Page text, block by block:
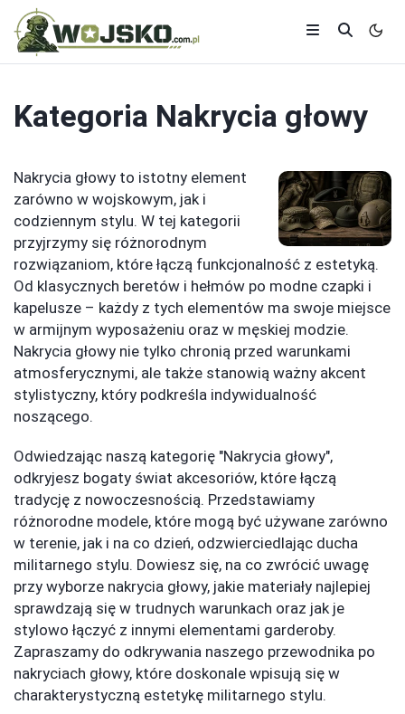
Kategoria Nakrycia głowy
Nakrycia głowy to istotny element
zarówno w wojskowym, jak i
codziennym stylu. W tej kategorii
przyjrzymy się różnorodnym
rozwiązaniom, które łączą funkcjonalność z estetyką.
Od klasycznych beretów i hełmów po modne czapki i
kapelusze – każdy z tych elementów ma swoje miejsce
w armijnym wyposażeniu oraz w męskiej modzie.
Nakrycia głowy nie tylko chronią przed warunkami
atmosferycznymi, ale także stanowią ważny akcent
stylistyczny, który podkreśla indywidualność
noszącego.
Odwiedzając naszą kategorię "Nakrycia głowy",
odkryjesz bogaty świat akcesoriów, które łączą
tradycję z nowoczesnością. Przedstawiamy
różnorodne modele, które mogą być używane zarówno
w terenie, jak i na co dzień, odzwierciedlając ducha
militarnego stylu. Dowiesz się, na co zwrócić uwagę
przy wyborze nakrycia głowy, jakie materiały najlepiej
sprawdzają się w trudnych warunkach oraz jak je
stylowo łączyć z innymi elementami garderoby.
Zapraszamy do odkrywania naszego przewodnika po
nakryciach głowy, które doskonale wpisują się w
charakterystyczną estetykę militarnego stylu.